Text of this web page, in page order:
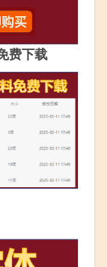
费下载